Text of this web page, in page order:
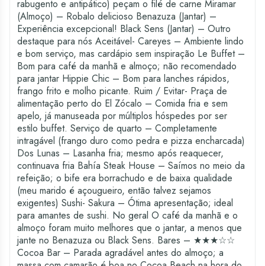
rabugento e antipático) peçam o filé de carne Miramar
(Almoço) – Robalo delicioso Benazuza (Jantar) –
Experiência excepcional! Black Sens (Jantar) – Outro
destaque para nós Aceitável- Careyes – Ambiente lindo
e bom serviço, mas cardápio sem inspiração Le Buffet –
Bom para café da manhã e almoço; não recomendado
para jantar Hippie Chic – Bom para lanches rápidos,
frango frito e molho picante. Ruim / Evitar- Praça de
alimentação perto do El Zócalo – Comida fria e sem
apelo, já manuseada por múltiplos hóspedes por ser
estilo buffet. Serviço de quarto – Completamente
intragável (frango duro como pedra e pizza encharcada)
Dos Lunas – Lasanha fria; mesmo após reaquecer,
continuava fria Bahía Steak House – Saímos no meio da
refeição; o bife era borrachudo e de baixa qualidade
(meu marido é açougueiro, então talvez sejamos
exigentes) Sushi- Sakura – Ótima apresentação; ideal
para amantes de sushi. No geral O café da manhã e o
almoço foram muito melhores que o jantar, a menos que
jante no Benazuza ou Black Sens. Bares – ★★★☆☆
Cocoa Bar – Parada agradável antes do almoço; a